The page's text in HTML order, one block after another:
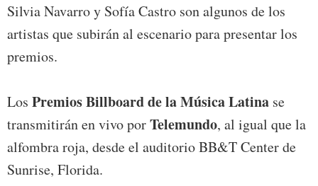
Silvia Navarro y Sofía Castro son algunos de los
artistas que subirán al escenario para presentar los
premios.
Los Premios Billboard de la Música Latina se
transmitirán en vivo porTelemundo, al igual que la
alfombra roja, desde el auditorio BB&T Center de
Sunrise, Florida.